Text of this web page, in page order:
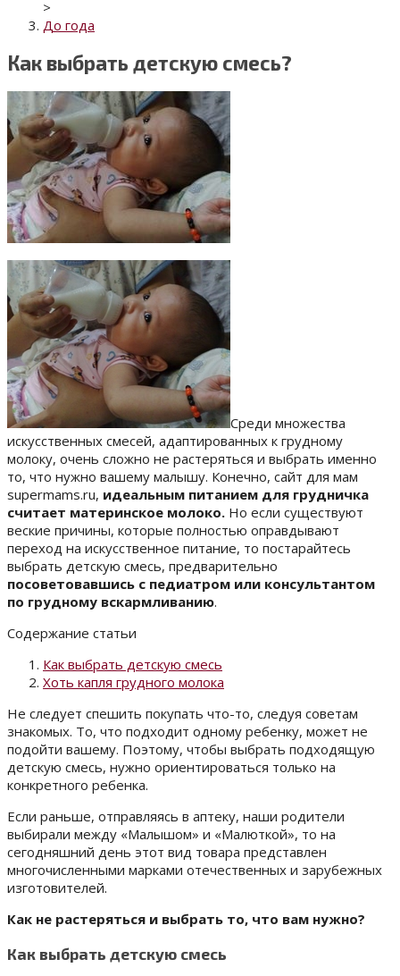
>
До года
Как выбрать детскую смесь?
Среди множества
искусственных смесей, адаптированных к грудному
молоку, очень сложно не растеряться и выбрать именно
то, что нужно вашему малышу. Конечно, сайт для мам
supermams.ru, идеальным питанием для грудничка
считает материнское молоко. Но если существуют
веские причины, которые полностью оправдывают
переход на искусственное питание, то постарайтесь
выбрать детскую смесь, предварительно
посоветовавшись с педиатром или консультантом
по грудному вскармливанию.
Содержание статьи
Как выбрать детскую смесь
Хоть капля грудного молока
Не следует спешить покупать что-то, следуя советам
знакомых. То, что подходит одному ребенку, может не
подойти вашему. Поэтому, чтобы выбрать подходящую
детскую смесь, нужно ориентироваться только на
конкретного ребенка.
Если раньше, отправляясь в аптеку, наши родители
выбирали между «Малышом» и «Малюткой», то на
сегодняшний день этот вид товара представлен
многочисленными марками отечественных и зарубежных
изготовителей.
Как не растеряться и выбрать то, что вам нужно?
Как выбрать детскую смесь